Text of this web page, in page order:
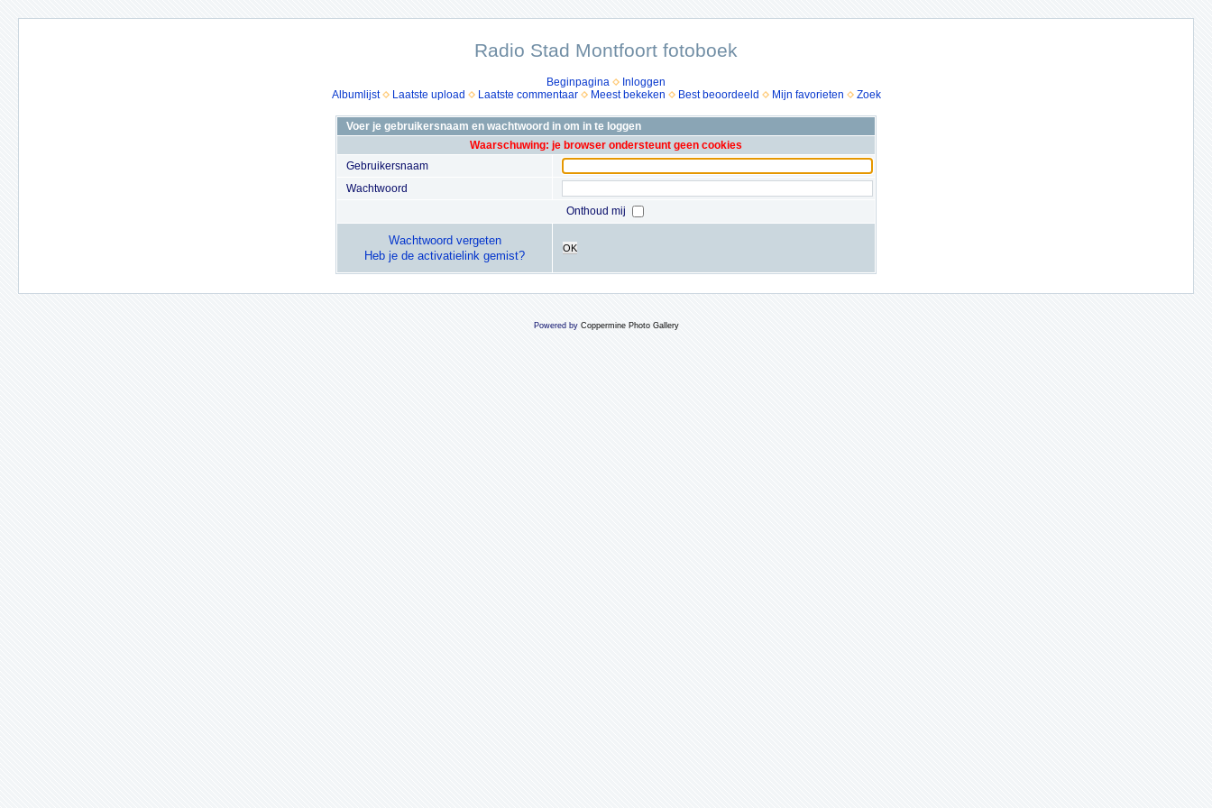
Radio Stad Montfoort fotoboek
Beginpagina
Inloggen
Albumlijst
Laatste upload Laatste commentaar Meest bekeken Best beoordeeld Mijn favorieten Zoek
Voer je gebruikersnaam en wachtwoord in om in te loggen
Waarschuwing: je browser ondersteunt geen cookies
Gebruikersnaam
Wachtwoord
Onthoud mij
Wachtwoord vergeten
Heb je de activatielink gemist?
OK
Powered by Coppermine Photo Gallery